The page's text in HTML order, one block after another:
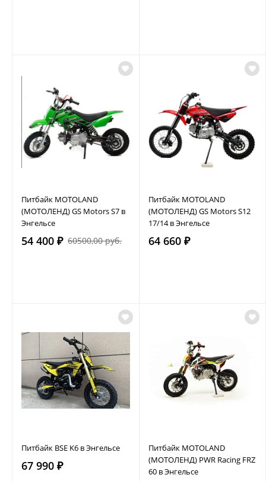
Питбайк MOTOLAND
(МОТОЛЕНД) GS Motors S7 в
Энгельсе
54 400 ₽ 60500,00 руб.
Питбайк MOTOLAND
(МОТОЛЕНД) GS Motors S12
17/14 в Энгельсе
64 660 ₽
Питбайк BSE K6 в Энгельсе
67 990 ₽
Питбайк MOTOLAND
(МОТОЛЕНД) PWR Racing FRZ
60 в Энгельсе